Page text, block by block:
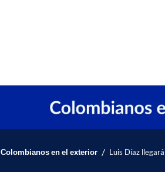
Colombianos en el exterior / Luis Díaz